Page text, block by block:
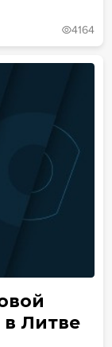
4164
Литве